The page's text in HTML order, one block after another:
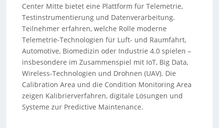
Center Mitte bietet eine Plattform für Telemetrie,
Testinstrumentierung und Datenverarbeitung.
Teilnehmer erfahren, welche Rolle moderne
Telemetrie-Technologien für Luft- und Raumfahrt,
Automotive, Biomedizin oder Industrie 4.0 spielen –
insbesondere im Zusammenspiel mit IoT, Big Data,
Wireless-Technologien und Drohnen (UAV). Die
Calibration Area und die Condition Monitoring Area
zeigen Kalibrierverfahren, digitale Lösungen und
Systeme zur Predictive Maintenance.